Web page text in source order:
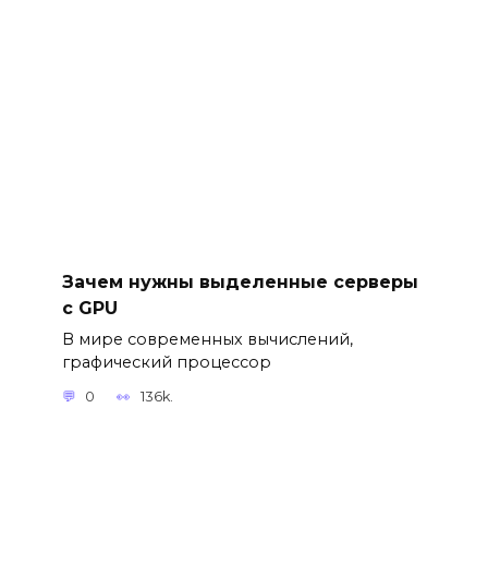
Зачем нужны выделенные серверы
с GPU
В мире современных вычислений,
графический процессор
0 136k.